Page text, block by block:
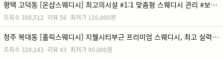
평택 고덕동 [온샵스웨디시] 최고의시설 #1:1 맞춤형 스웨디시 관리 #보다 특별한 스페셜함은 오직 온샵에서만 만나보실 수 있습니다.
최저가 120,000원
리뷰56
조회수398,512
청주 복대동 [홀릭스웨디시] 지웰시티부근 프리미엄 스웨디시, 최고 실력의 한국테라피스트, 최고급시설과 관리로 힐링해보세요
최저가90,000원
리뷰43
조회수328,143